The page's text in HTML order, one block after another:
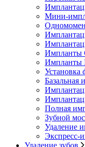
Мини-
Импланты
Импланты
Установка
Базальная
Полная
Зубной
Удаление
Экспресс-
Удаление зубов